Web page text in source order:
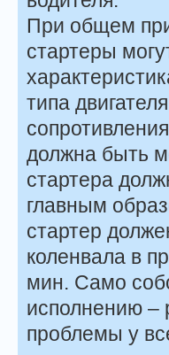
При общем
стартеры
типа
должна быть
стартера
главным
стартер
коленвала в
мин. Само
исполнению –
проблемы у